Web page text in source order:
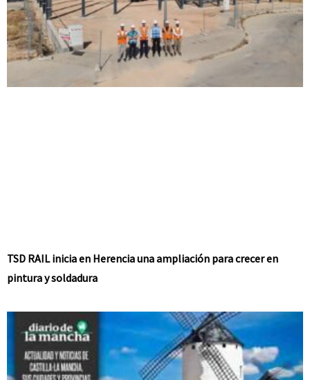
TSD RAIL inicia en Herencia una ampliación para crecer en
pintura y soldadura